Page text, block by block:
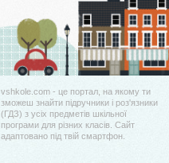
vshkole.com - це портал, на якому ти
зможеш знайти підручники і роз'язники
(ГДЗ) з усіх предметів шкільної
програми для різних класів. Сайт
адаптовано під твій смартфон.